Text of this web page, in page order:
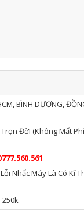
BÌNH DƯƠNG,
Đời (không Mất
Nhấc Máy Là Có Kĩ
250k